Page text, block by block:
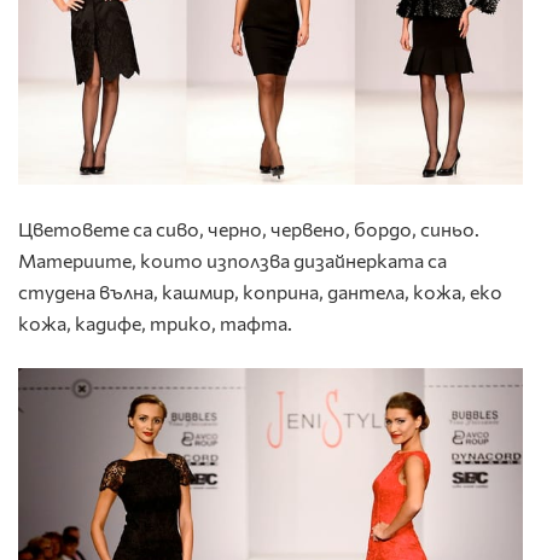
Цветовете са сиво, черно, червено, бордо, синьо.
Материите, които използва дизайнерката са
студена вълна, кашмир, коприна, дантела, кожа, еко
кожа, кадифе, трико, тафта.